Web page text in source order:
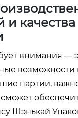
и качества
внимания —
возможности
партии,
Шэнькай